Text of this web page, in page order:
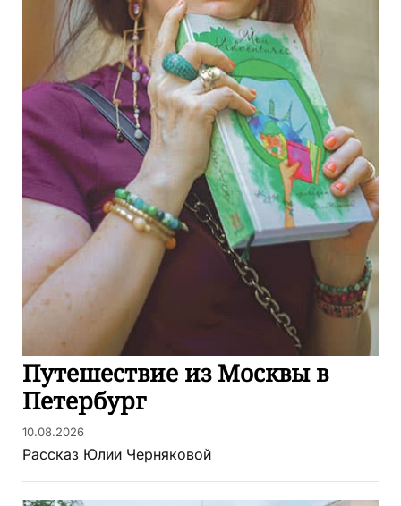
Путешествие из Москвы в
Петербург
10.08.2026
Рассказ Юлии Черняковой